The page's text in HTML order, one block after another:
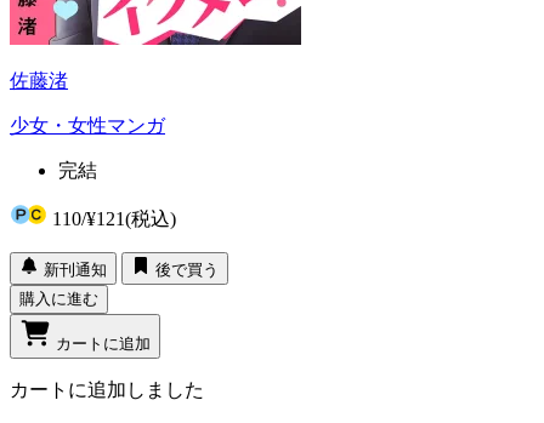
佐藤渚
少女・女性マンガ
完結
110/¥121(税込)
新刊通知
後で買う
購入に進む
カートに追加
カートに追加しました